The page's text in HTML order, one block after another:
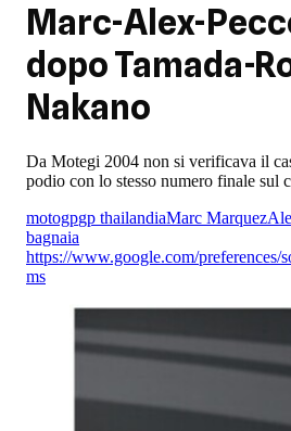
Marc-Alex-
dopo Tamada-
Nakano
Da Motegi 2004 non si verificava il
podio con lo stesso numero finale sul
motogpgp thailandiaMarc Marquez
bagnaia
https://www.google.com/preferences/
ms